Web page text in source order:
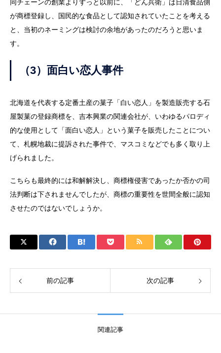
同チェーンの創業よりずっと以前に、「どん兵衛」は日清食品側
が商標登録し、国民的な食品として認知されていたことを考える
と、当初のネーミングは検討の余地があったのだろうと思いま
す。
（3）面白い恋人事件
北海道を代表する定番土産の菓子「白い恋人」を製造販売する石
屋製菓の登録商標を、吉本興業の関連会社が、いわゆるパロディ
的な使用として「面白い恋人」という菓子を販売したことについ
て、札幌地裁に提訴された事件で、マスコミなどでも多く取り上
げられました。
こちらも最終的には和解解決し、商標権侵害であったか否かの司
法判断は下されませんでしたが、商標の重要性を世間全般に認知
させたのではないでしょうか。
前の記事 次の記事
関連記事